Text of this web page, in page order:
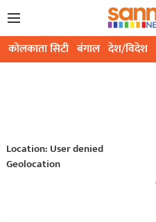
कोलकाता सिटी बंगाल देश/विदेश
Location: User denied
Geolocation